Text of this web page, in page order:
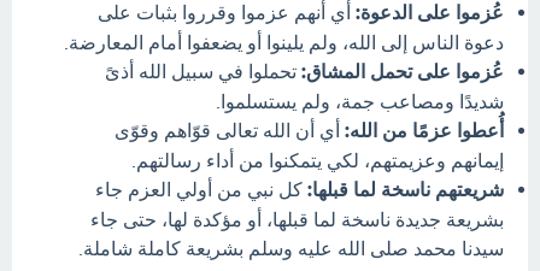
عُزموا على الدعوة: أي أنهم عزموا وقرروا بثبات على
دعوة الناس إلى الله، ولم يلينوا أو يضعفوا أمام المعارضة.
عُزموا على تحمل المشاق: تحملوا في سبيل الله أذىً
شديدًا ومصاعب جمة، ولم يستسلموا.
أُعطوا عزمًا من الله: أي أن الله تعالى قوّاهم وقوّى
إيمانهم وعزيمتهم، لكي يتمكنوا من أداء رسالتهم.
شريعتهم ناسخة لما قبلها: كل نبي من أولي العزم جاء
بشريعة جديدة ناسخة لما قبلها، أو مؤكدة لها، حتى جاء
سيدنا محمد صلى الله عليه وسلم بشريعة كاملة شاملة.